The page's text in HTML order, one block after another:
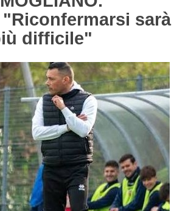
sarà
difficile"